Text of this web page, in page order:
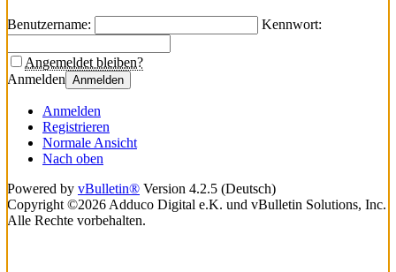
Benutzername: Kennwort:
Angemeldet bleiben?
Anmelden Anmelden
Anmelden
Registrieren
Normale Ansicht
Nach oben
Powered by vBulletin® Version 4.2.5 (Deutsch)
Copyright ©2026 Adduco Digital e.K. und vBulletin Solutions, Inc.
Alle Rechte vorbehalten.